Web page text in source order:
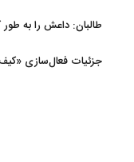
طالبان: داعش را به
جزئیات فعال‌سازی